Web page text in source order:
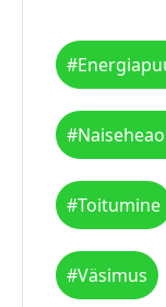
#toitumine
#väsimus